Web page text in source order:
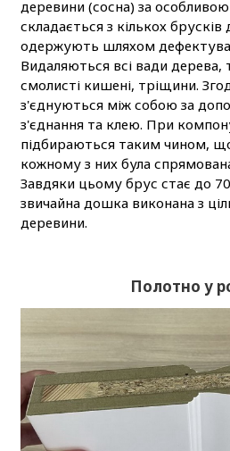
деревини (сосна) за
складається з кількох
одержують шляхом
Видаляються всі вади дерева,
смолисті кишені, тріщини.
з'єднуються між собою за
з'єднання та клею. При
підбираються таким чином,
кожному з них була
Завдяки цьому брус стає до
звичайна дошка виконана з
деревини.
Полотно у